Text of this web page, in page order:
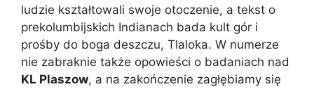
ludzie kształtowali swoje otoczenie, a tekst o
prekolumbijskich Indianach bada kult gór i
prośby do boga deszczu, Tlaloka. W numerze
nie zabraknie także opowieści o badaniach nad
KL Plaszow, a na zakończenie zagłębiamy się